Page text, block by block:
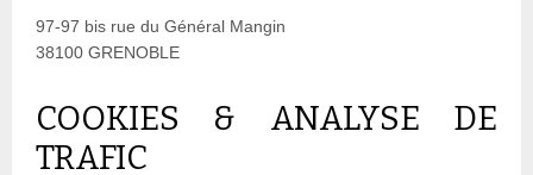
97-97 bis rue du Général Mangin
38100 GRENOBLE
COOKIES & ANALYSE DE
TRAFIC